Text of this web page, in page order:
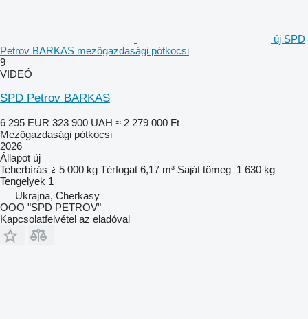
új SPD
Petrov BARKAS mezőgazdasági pótkocsi
9
VIDEÓ
SPD Petrov BARKAS
6 295 EUR 323 900 UAH ≈ 2 279 000 Ft
Mezőgazdasági pótkocsi
2026
Állapot új
Teherbírás
5 000 kg Térfogat 6,17 m³ Saját tömeg 1 630 kg
Tengelyek 1
Ukrajna, Cherkasy
OOO "SPD PETROV"
Kapcsolatfelvétel az eladóval